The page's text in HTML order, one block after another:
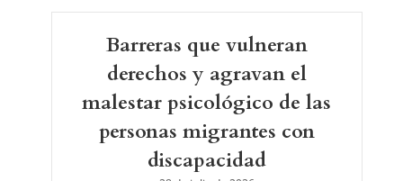
Barreras que vulneran
derechos y agravan el
malestar psicológico de las
personas migrantes con
discapacidad